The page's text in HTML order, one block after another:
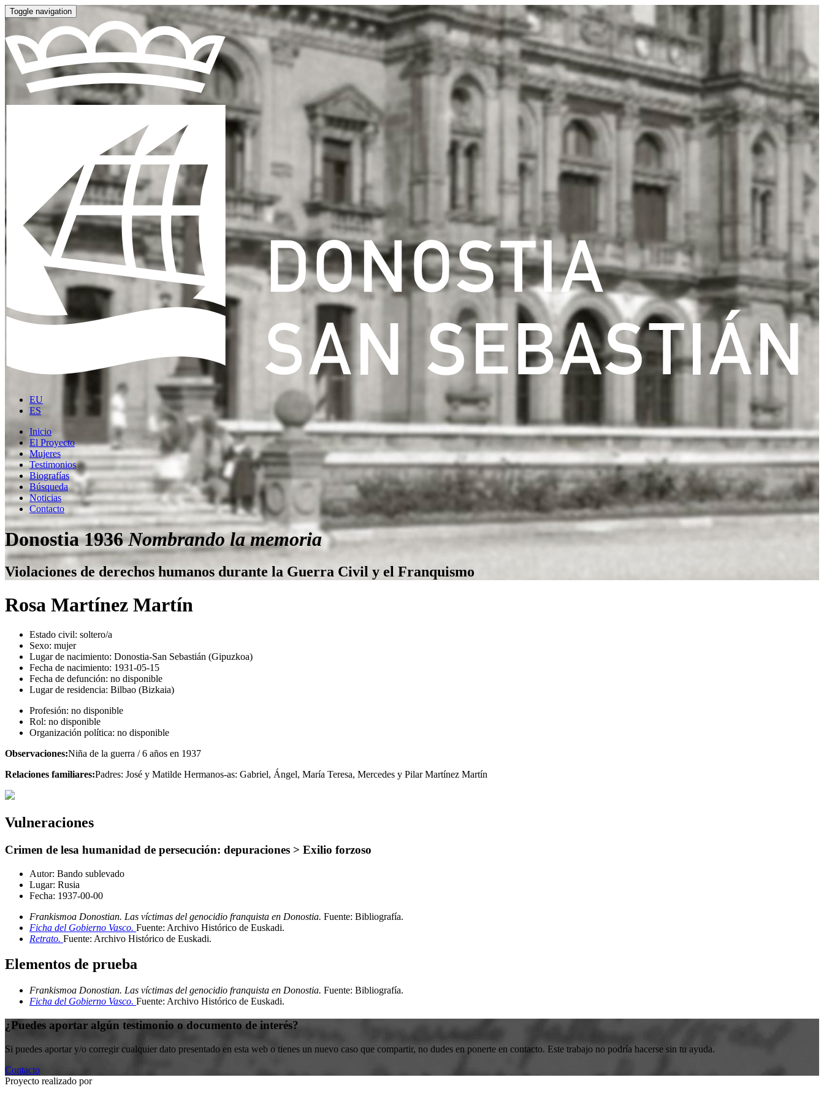
Toggle navigation
EU
ES
Inicio
El Proyecto
Mujeres
Testimonios
Biografías
Búsqueda
Noticias
Contacto
Donostia 1936Nombrando la memoria
Violaciones de derechos humanos durante la Guerra Civil y el Franquismo
Rosa Martínez Martín
Estado civil: soltero/a
Sexo: mujer
Lugar de nacimiento: Donostia-San Sebastián (Gipuzkoa)
Fecha de nacimiento: 1931-05-15
Fecha de defunción: no disponible
Lugar de residencia: Bilbao (Bizkaia)
Profesión: no disponible
Rol: no disponible
Organización política: no disponible
Observaciones:Niña de la guerra / 6 años en 1937
Relaciones familiares:Padres: José y Matilde Hermanos-as: Gabriel, Ángel, María Teresa, Mercedes y Pilar Martínez Martín
Vulneraciones
Crimen de lesa humanidad de persecución: depuraciones > Exilio forzoso
Autor: Bando sublevado
Lugar: Rusia
Fecha: 1937-00-00
Frankismoa Donostian. Las víctimas del genocidio franquista en Donostia. Fuente: Bibliografía.
Ficha del Gobierno Vasco. Fuente: Archivo Histórico de Euskadi.
Retrato. Fuente: Archivo Histórico de Euskadi.
Elementos de prueba
Frankismoa Donostian. Las víctimas del genocidio franquista en Donostia. Fuente: Bibliografía.
Ficha del Gobierno Vasco. Fuente: Archivo Histórico de Euskadi.
¿Puedes aportar algún testimonio o documento de interés?
Si puedes aportar y/o corregir cualquier dato presentado en esta web o tienes un nuevo caso que compartir, no dudes en ponerte en contacto. Este trabajo no podría hacerse sin tu ayuda.
Contacto
Proyecto realizado por